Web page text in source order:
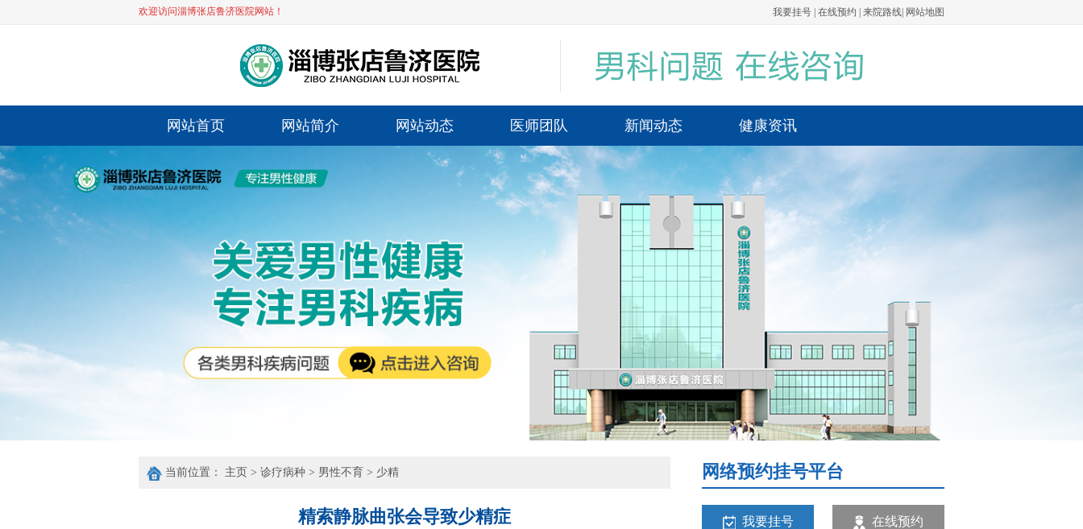
欢迎访问淄博张店鲁济医院网站！ 我要挂号 在线预约 来院路线 网站地图
网站首页 网站简介 网站动态 医师团队 新闻动态 健康资讯
当前位置： 主页 > 诊疗病种 > 男性不育 > 少精
精索静脉曲张会导致少精症
网络预约挂号平台
我要挂号 在线预约